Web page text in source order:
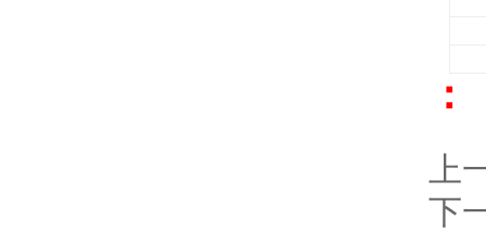
上
下